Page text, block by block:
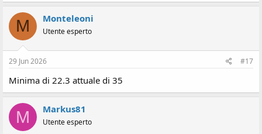
M Monteleoni
Utente esperto
29 Jun 2026 #17
Minima di 22.3 attuale di 35
M Markus81
Utente esperto